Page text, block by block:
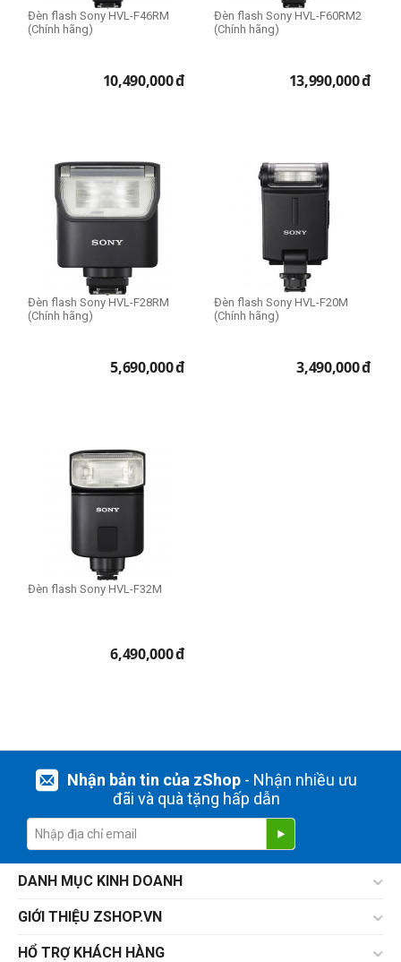
Đèn flash Sony HVL-F46RM
(Chính hãng)
10,490,000đ
Đèn flash Sony HVL-F60RM2
(Chính hãng)
13,990,000đ
Đèn flash Sony HVL-F28RM
(Chính hãng)
5,690,000đ
Đèn flash Sony HVL-F20M
(Chính hãng)
3,490,000đ
Đèn flash Sony HVL-F32M
6,490,000đ
Nhận bản tin của zShop- Nhận nhiều ưu
đãi và quà tặng hấp dẫn
DANH MỤC KINH DOANH
GIỚI THIỆU ZSHOP.VN
HỔ TRỢ KHÁCH HÀNG